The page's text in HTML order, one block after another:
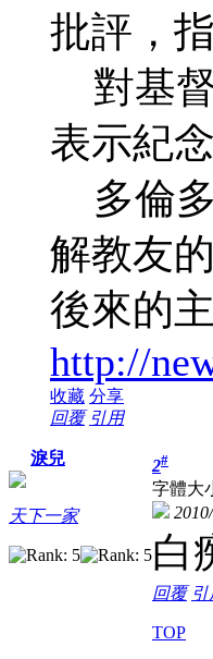
批評，
對基督
表示紀
多倫多
解教友
後來的
http://
收藏 分享
回覆 引用
淚兒
天下一家
2#
字體大
白
回覆
TOP